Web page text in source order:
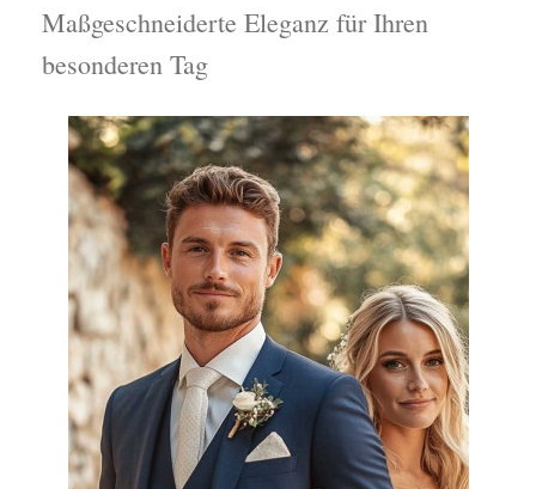
Maßgeschneiderte Eleganz für Ihren
besonderen Tag